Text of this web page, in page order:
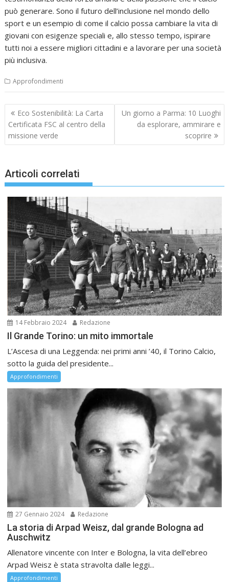
può generare. Sono il futuro dell’inclusione nel mondo dello
sport e un esempio di come il calcio possa cambiare la vita di
giovani con esigenze speciali e, allo stesso tempo, ispirare
tutti noi a essere migliori cittadini e a lavorare per una società
più inclusiva.
Approfondimenti
Navigazione
articoli
Eco Sostenibilità: La Carta
Certificata FSC al centro della
missione verde
Un giorno a Parma: 10 Luoghi
da esplorare, ammirare e
scoprire
Articoli correlati
14 Febbraio 2024 Redazione
Il Grande Torino: un mito immortale
L’Ascesa di una Leggenda: nei primi anni ’40, il Torino Calcio,
sotto la guida del presidente...
Approfondimenti
27 Gennaio 2024 Redazione
La storia di Arpad Weisz, dal grande Bologna ad
Auschwitz
Allenatore vincente con Inter e Bologna, la vita dell’ebreo
Arpad Weisz è stata stravolta dalle leggi...
Approfondimenti